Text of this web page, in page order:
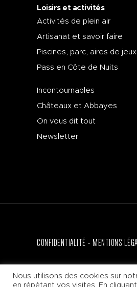
Loisirs et activités
Activités de plein air
Artisanat et savoir faire
Piscines, parc, aires de
Pass en Côte de Nuits
Incontournables
Châteaux et Abbayes
On vous dit tout
Newsletter
CONFIDENTIALITÉ MENTIONS
Nous utilisons des cookies sur
en répétant vos visites. En
+33 (0)3 80 62 11 17